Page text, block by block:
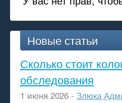
Новые статьи
Сколько стоит
обследования
1 июня 2026 - Злюка